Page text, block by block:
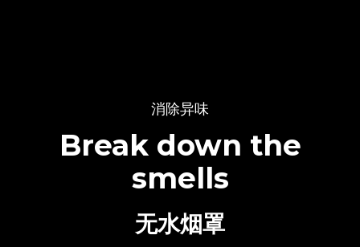
消除异味
Break down the
smells
无水烟罩